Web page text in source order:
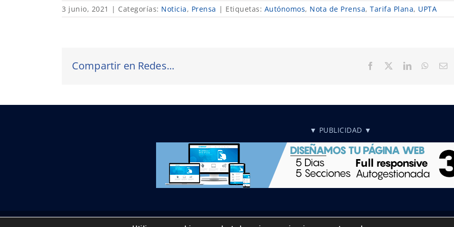
3 junio, 2021 | Categorías: Noticia, Prensa | Etiquetas: Autónomos, Nota de Prensa, Tarifa Plana, UPTA
Compartir en Redes... Facebook LinkedIn
▼ PUBLICIDAD ▼